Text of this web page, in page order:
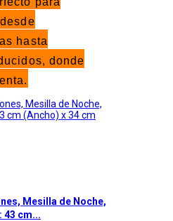
hasta
donde
Mesilla de Noche,
43 cm...